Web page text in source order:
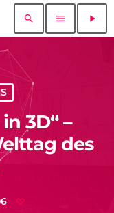
search menu play_arrow
3D“ –
des